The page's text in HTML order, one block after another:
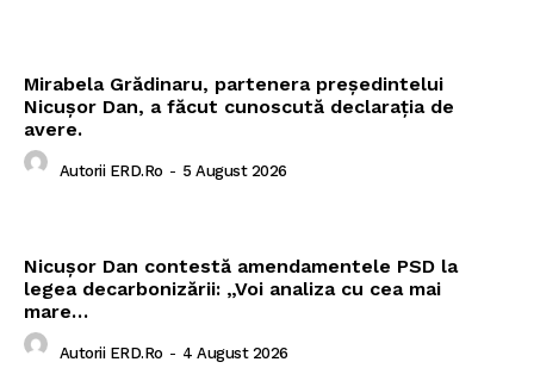
Mirabela Grădinaru, partenera președintelui
Nicușor Dan, a făcut cunoscută declarația de
avere.
Autorii ERD.ro - 5 August 2026
Nicușor Dan contestă amendamentele PSD la
legea decarbonizării: „Voi analiza cu cea mai
mare…
Autorii ERD.ro - 4 August 2026